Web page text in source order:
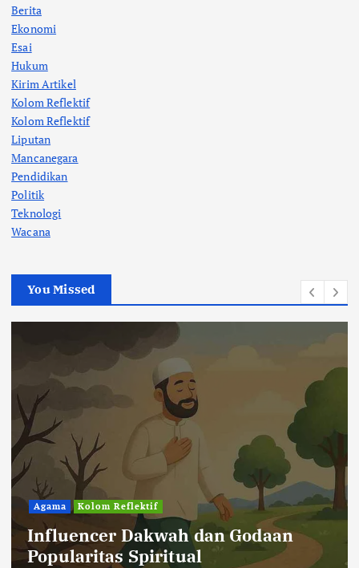
Berita
Ekonomi
Esai
Hukum
Kirim Artikel
Kolom Reflektif
Kolom Reflektif
Liputan
Mancanegara
Pendidikan
Politik
Teknologi
Wacana
You Missed
Agama Kolom Reflektif
Ketika Hijrah Membawa
Kedamaian, Bukan Kebencian